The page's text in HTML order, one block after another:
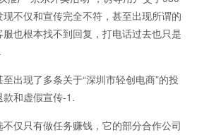
不仅和宣传完全不符，甚至出现所谓的
也根本找不到回复，打电话过去也只是
现了多条关于“深圳市轻创电商”的投
和虚假宣传-1.
仅只有做任务赚钱，它的部分合作公司